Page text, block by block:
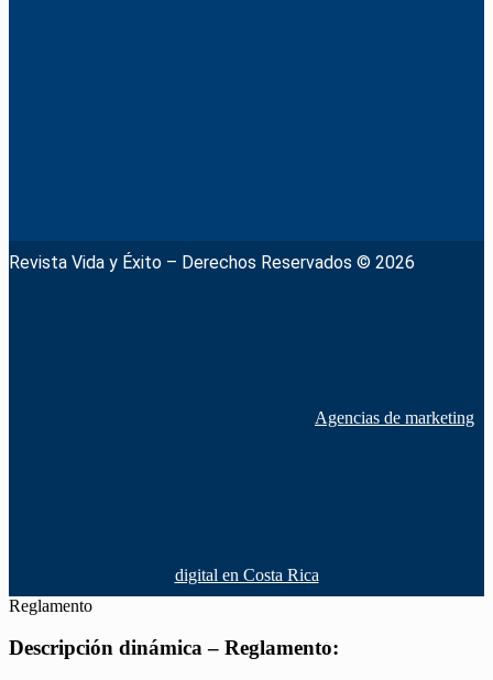
Revista Vida y Éxito – Derechos Reservados © 2026
Agencias de marketing
digital en Costa Rica
Reglamento
Descripción dinámica – Reglamento: